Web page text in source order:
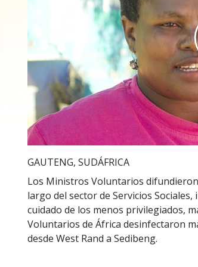
Amor y Odio: ¿Qué es Grandeza?
GAUTENG, SUDÁFRICA
Los Ministros Voluntarios
largo del sector de Servicios
cuidado de los menos privilegiados,
Voluntarios de África desinfectaron
desde West Rand a Sedibeng.